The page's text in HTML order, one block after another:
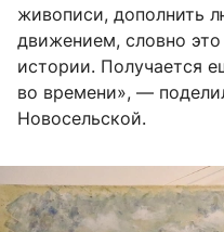
живописи, дополнить
движением, словно
истории. Получается
во времени», —
Новосельской.